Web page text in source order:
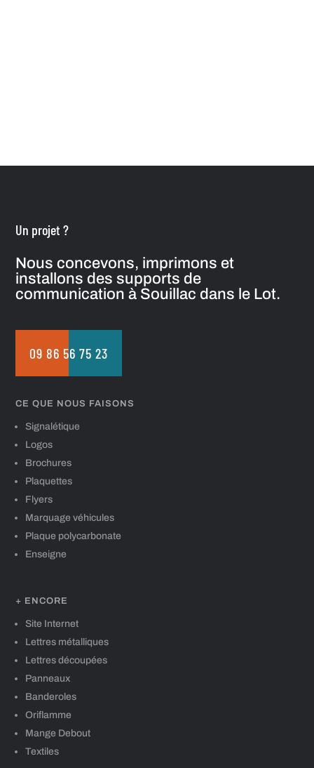
Un projet ?
Nous concevons, imprimons et
installons des supports de
communication à Souillac dans le Lot.
09 86 56 75 23
CE QUE NOUS FAISONS
Signalétique
Logos
Brochures
Plaquettes
Flyers
Marquage véhicules
Plaque polycarbonate
Enseigne
+ ENCORE
Site Internet
Lettres métalliques
Lettres découpées
Panneaux
Banderoles
Oriflamme
Mange Debout
Textiles